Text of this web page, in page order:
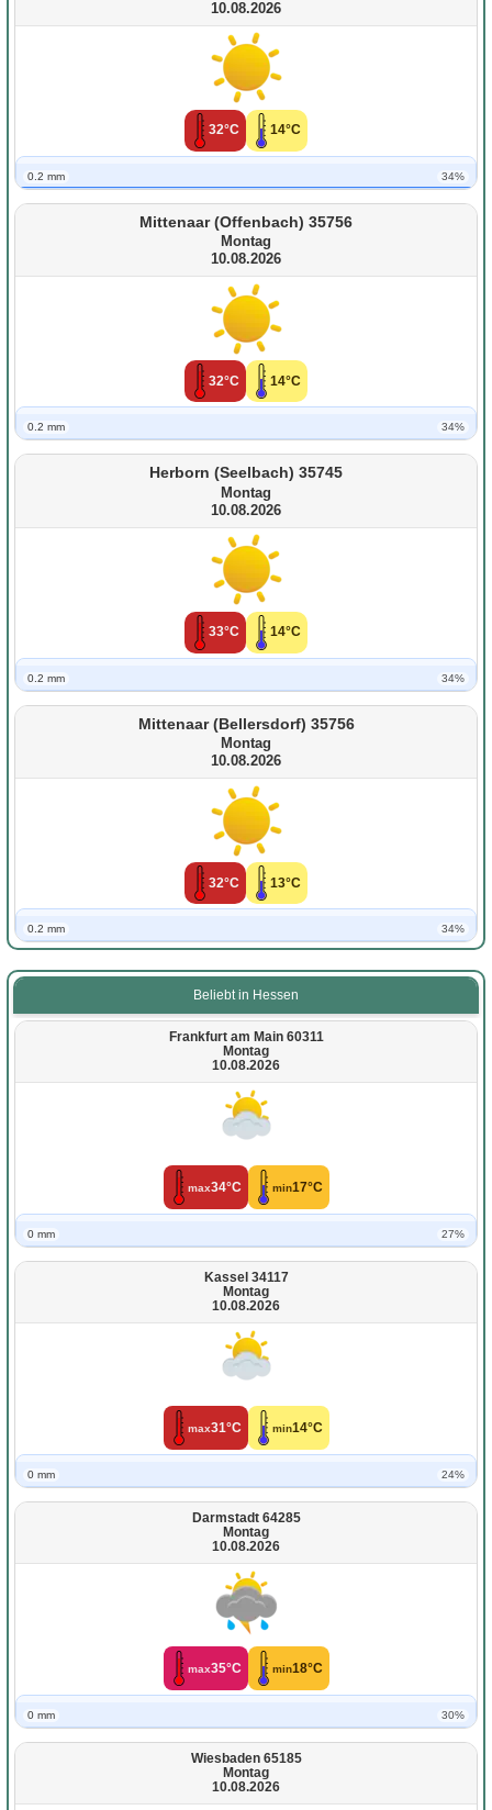
10.08.2026
32°C 14°C
0.2 mm 34%
Mittenaar (Offenbach) 35756
Montag
10.08.2026
32°C 14°C
0.2 mm 34%
Herborn (Seelbach) 35745
Montag
10.08.2026
33°C 14°C
0.2 mm 34%
Mittenaar (Bellersdorf) 35756
Montag
10.08.2026
32°C 13°C
0.2 mm 34%
Beliebt in Hessen
Frankfurt am Main 60311
Montag
10.08.2026
max34°C min17°C
0 mm 27%
Kassel 34117
Montag
10.08.2026
max31°C min14°C
0 mm 24%
Darmstadt 64285
Montag
10.08.2026
max35°C min18°C
0 mm 30%
Wiesbaden 65185
Montag
10.08.2026